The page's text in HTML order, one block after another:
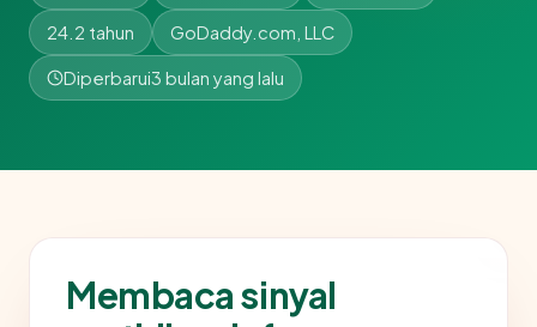
24.2 tahun GoDaddy.com, LLC
Diperbarui3 bulan yang lalu
Membaca sinyal